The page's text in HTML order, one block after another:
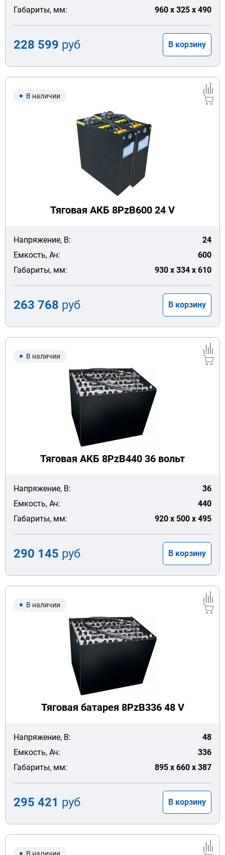
Габариты, мм:
960 x 325 x 490
228 599 руб В корзину
В наличии
Тяговая АКБ 8PzB600 24 V
Напряжение, В:
24
Емкость, Ач:
600
Габариты, мм:
930 x 334 x 610
263 768 руб В корзину
В наличии
Тяговая АКБ 8PzB440 36 вольт
Напряжение, В:
36
Емкость, Ач:
440
Габариты, мм:
920 x 500 x 495
290 145 руб В корзину
В наличии
Тяговая батарея 8PzB336 48 V
Напряжение, В:
48
Емкость, Ач:
336
Габариты, мм:
895 x 660 x 387
295 421 руб В корзину